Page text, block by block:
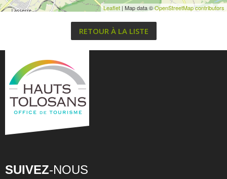
Leaflet | Map data ©OpenStreetMap contributors
RETOUR À LA LISTE
SUIVEZ-NOUS